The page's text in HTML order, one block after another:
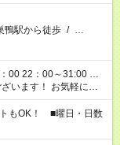
鴨駅から徒歩 / …
00 22：00～31:00 …
もOK！ ■曜日・日数